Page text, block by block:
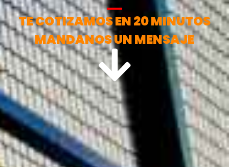
TE COTIZAMOS EN 20 MINUTOS
MANDANOS UN MENSAJE